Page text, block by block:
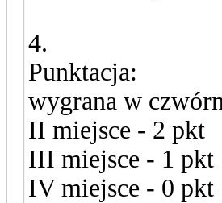
4.
Punktacja:
wygrana w
II miejsce - 2 pkt
III miejsce - 1 pkt
IV miejsce - 0 pkt